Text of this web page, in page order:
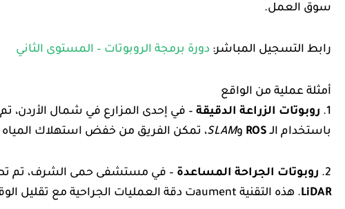
سوق العمل.
رابط التسجيل المباشر: دورة برمجة الروبوتات – المستوى الثاني
أمثلة عملية من الواقع
1. روبوتات الزراعة الدقيقة – في إحدى المزارع في شمال الأردن،
باستخدام الـ ROS وSLAM، تمكن الفريق من خفض استهلاك المياه بنسبة 30٪ وزيادة
2. روبوتات الجراحة المساعدة – في مستشفى حمى الشرف، تم تطبيق روبوت
LiDAR. هذه التقنية aumentت دقة العمليات الجراحية مع تقليل الوقت المطلوب للشفاء.